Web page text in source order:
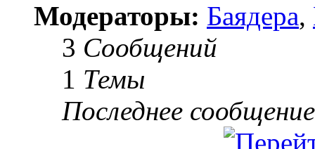
Модераторы: Баядера,
3 Сообщений
1 Темы
Последнее сообщение